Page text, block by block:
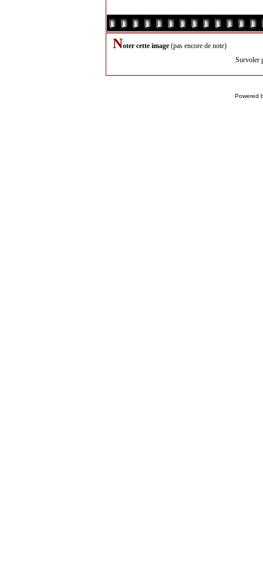
Noter cette image (pas encore de note)
Survoler
Powered